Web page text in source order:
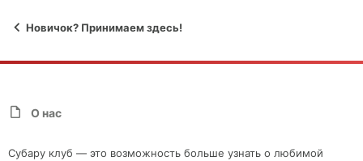
Новичок? Принимаем здесь!
О нас
Субару клуб — это возможность больше узнать о любимой